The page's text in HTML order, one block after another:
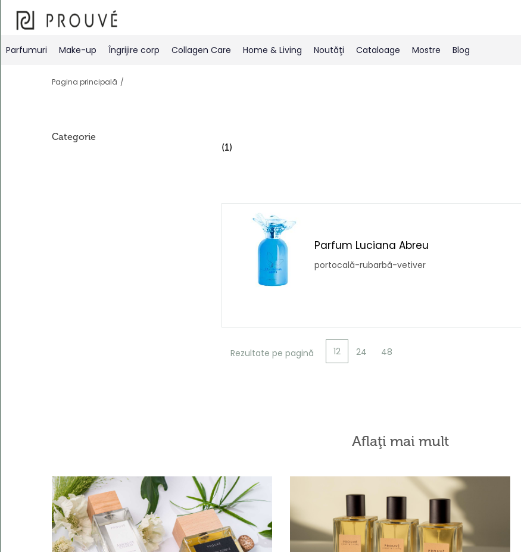
Parfumuri Make-up Îngrijire corp Collagen Care Home & Living Noutăţi Cataloage Mostre Blog
Pagina principală
Categorie
(1)
Parfum Luciana Abreu
portocală-rubarbă-vetiver
Rezultate pe pagină 12 24 48
Filtre
Aflaţi mai mult